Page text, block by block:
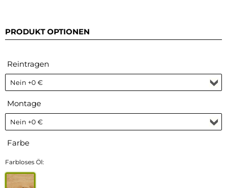
PRODUKT OPTIONEN
Reintragen
Montage
Farbe
Farbloses Öl: